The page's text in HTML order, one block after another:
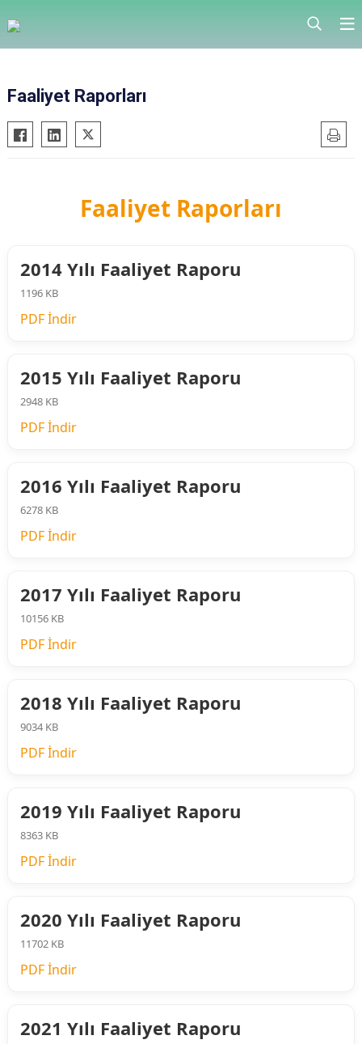
Faaliyet Raporları
Faaliyet Raporları
2014 Yılı Faaliyet Raporu
1196 KB
PDF İndir
2015 Yılı Faaliyet Raporu
2948 KB
PDF İndir
2016 Yılı Faaliyet Raporu
6278 KB
PDF İndir
2017 Yılı Faaliyet Raporu
10156 KB
PDF İndir
2018 Yılı Faaliyet Raporu
9034 KB
PDF İndir
2019 Yılı Faaliyet Raporu
8363 KB
PDF İndir
2020 Yılı Faaliyet Raporu
11702 KB
PDF İndir
2021 Yılı Faaliyet Raporu